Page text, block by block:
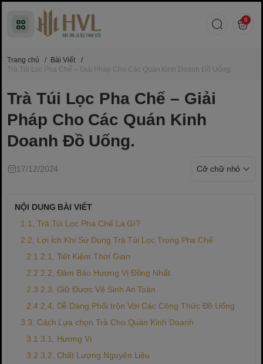
0
Trang chủ / Bài Viết
/
Trà Túi Lọc Pha Chế – Giải Pháp Cho Các Quán Kinh Doanh Đồ Uống.
Trà Túi Lọc Pha Chế – Giải
Pháp Cho Các Quán Kinh
Doanh Đồ Uống.
17/12/2024
NỘI DUNG BÀI VIẾT
1, Trà Túi Lọc Pha Chế Là Gì?
2, Lợi Ích Khi Sử Dụng Trà Túi Lọc Trong Pha Chế
2.1, Tiết Kiệm Thời Gian
2.2, Đảm Bảo Hương Vị Đồng Nhất
2.3, Giữ Được Vệ Sinh An Toàn
2.4, Dễ Dàng Phối trộn Với Các Công Thức Đồ Uống
3, Cách Lựa chọn Trà Cho Quán Kinh Doanh
3.1, Hương Vị
3.2, Chất Lượng Nguyên Liệu